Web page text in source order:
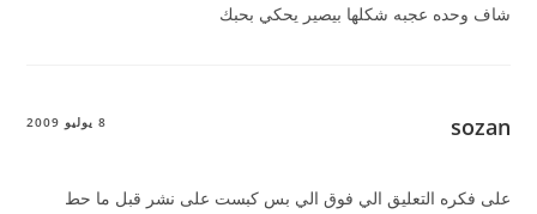
شاف وحده عجبه شكلها بيصير يحكي بحبك
sozan 8 يوليو 2009
على فكره التعليق الي فوق الي بس كبست على نشر قبل ما حط